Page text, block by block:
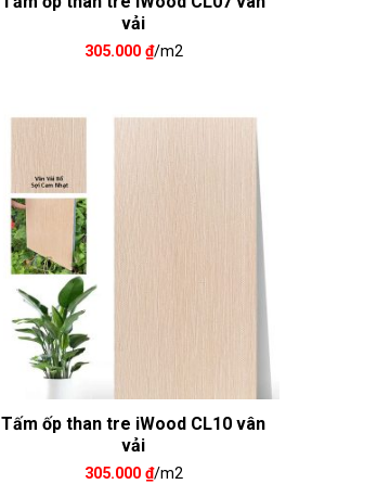
vải
305.000 ₫/m2
Tấm ốp than tre iWood CL10 vân
vải
305.000 ₫/m2